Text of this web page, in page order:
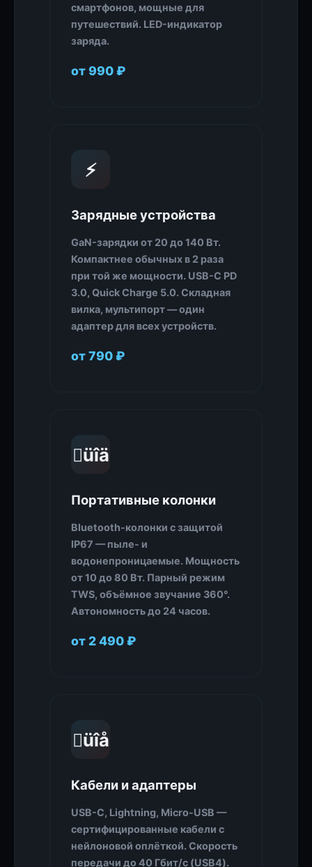
смартфонов, мощные для
путешествий. LED-индикатор
заряда.
от 990 ₽
⚡
Зарядные устройства
GaN-зарядки от 20 до 140 Вт.
Компактнее обычных в 2 раза
при той же мощности. USB-C PD
3.0, Quick Charge 5.0. Складная
вилка, мультипорт — один
адаптер для всех устройств.
от 790 ₽
üîä
Портативные колонки
Bluetooth-колонки с защитой
IP67 — пыле- и
водонепроницаемые. Мощность
от 10 до 80 Вт. Парный режим
TWS, объёмное звучание 360°.
Автономность до 24 часов.
от 2 490 ₽
üîå
Кабели и адаптеры
USB-C, Lightning, Micro-USB —
сертифицированные кабели с
нейлоновой оплёткой. Скорость
передачи до 40 Гбит/с (USB4).